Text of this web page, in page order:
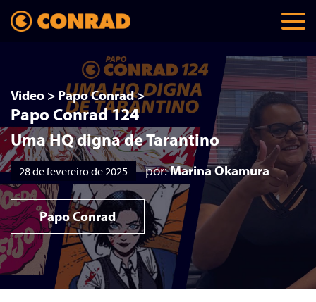
Video > Papo Conrad>
Papo Conrad 124
Uma HQ digna de Tarantino
28 de fevereiro de 2025 por:Marina Okamura
Papo Conrad